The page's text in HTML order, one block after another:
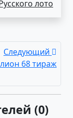
лото
Следующий
68 тираж
(0)